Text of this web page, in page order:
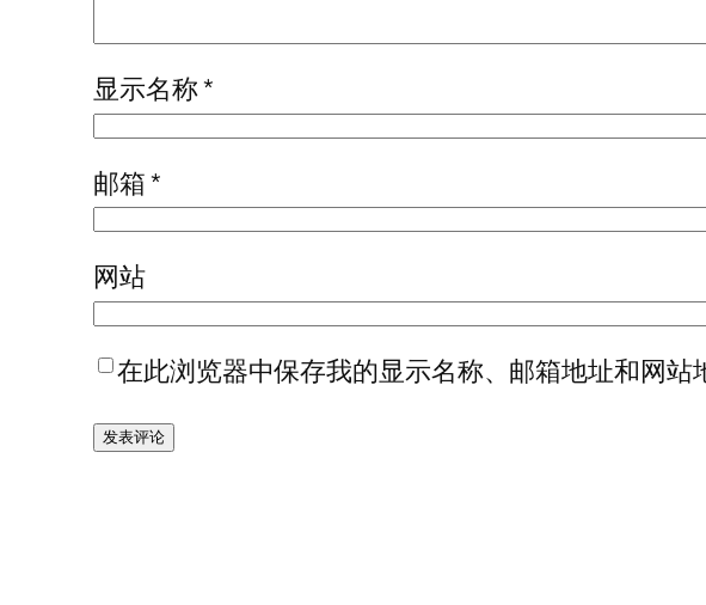
显示名称*
邮箱*
网站
在此浏览器中保存我的显示名称、邮箱地址和网站